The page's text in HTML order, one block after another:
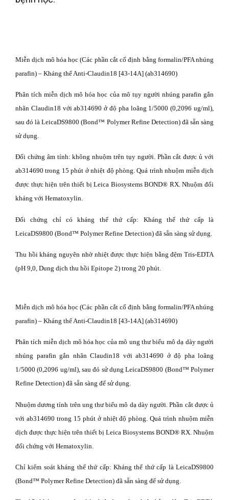
Miễn dịch mô hóa học (Các phần cắt cố định bằng formalin/PFA nhúng
parafin) – Kháng thể Anti-Claudin18 [43-14A] (ab314690)
Phân tích miễn dịch mô hóa học của mô tụy người nhúng parafin gắn
nhãn Claudin18 với ab314690 ở độ pha loãng 1/5000 (0,2096 ug/ml),
sau đó là LeicaDS9800 (Bond™ Polymer Refine Detection) đã sẵn sàng
sử dụng.
Đối chứng âm tính: không nhuộm trên tụy người. Phần cắt được ủ với
ab314690 trong 15 phút ở nhiệt độ phòng. Quá trình nhuộm miễn dịch
được thực hiện trên thiết bị Leica Biosystems BOND® RX. Nhuộm đối
kháng với Hematoxylin.
Đối chứng chỉ có kháng thể thứ cấp: Kháng thể thứ cấp là
LeicaDS9800 (Bond™ Polymer Refine Detection) đã sẵn sàng sử dụng.
Thu hồi kháng nguyên nhờ nhiệt được thực hiện bằng đệm Tris-EDTA
(pH 9,0, Dung dịch thu hồi Epitope 2) trong 20 phút.
Miễn dịch mô hóa học (Các phần cắt cố định bằng formalin/PFA nhúng
parafin) – Kháng thể Anti-Claudin18 [43-14A] (ab314690)
Phân tích miễn dịch mô hóa học của mô ung thư biểu mô dạ dày người
nhúng parafin gắn nhãn Claudin18 với ab314690 ở độ pha loãng
1/5000 (0,2096 ug/ml), sau đó sử dụng LeicaDS9800 (Bond™ Polymer
Refine Detection) đã sẵn sàng để sử dụng.
Nhuộm dương tính trên ung thư biểu mô dạ dày người. Phần cắt được ủ
với ab314690 trong 15 phút ở nhiệt độ phòng. Quá trình nhuộm miễn
dịch được thực hiện trên thiết bị Leica Biosystems BOND® RX. Nhuộm
đối chứng với Hematoxylin.
Chỉ kiểm soát kháng thể thứ cấp: Kháng thể thứ cấp là LeicaDS9800
(Bond™ Polymer Refine Detection) đã sẵn sàng để sử dụng.